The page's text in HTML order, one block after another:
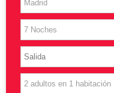
Islas
Caribe
Grandes Viajes